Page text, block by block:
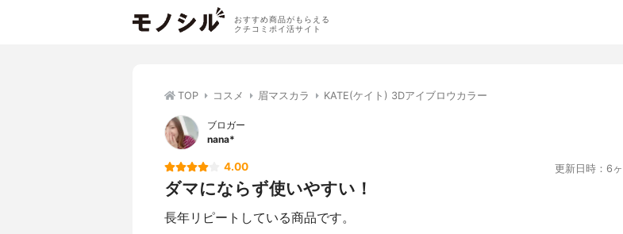
おすすめ商品がもらえる
クチコミポイ活サイト
TOP コスメ 眉マスカラ KATE(ケイト) 3Dアイブロウカラー
ブロガー
nana*
4.00 更新日時：6
ダマにならず使いやすい！
長年リピートしている商品です。